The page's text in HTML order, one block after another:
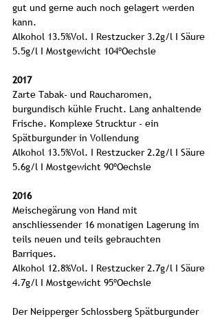
gut und gerne auch noch gelagert werden
kann.
Alkohol 13.5%Vol. I Restzucker 3.2g/l I Säure
5.5g/l I Mostgewicht 104ºOechsle
2017
Zarte Tabak- und Raucharomen,
burgundisch kühle Frucht. Lang anhaltende
Frische. Komplexe Strucktur - ein
Spätburgunder in Vollendung
Alkohol 13.5%Vol. I Restzucker 2.2g/l I Säure
5.6g/l I Mostgewicht 90ºOechsle
2016
Meischegärung von Hand mit
anschliessender 16 monatigen Lagerung im
teils neuen und teils gebrauchten
Barriques.
Alkohol 12.8%Vol. I Restzucker 2.7g/l I Säure
4.7g/l I Mostgewicht 95ºOechsle
Der Neipperger Schlossberg Spätburgunder